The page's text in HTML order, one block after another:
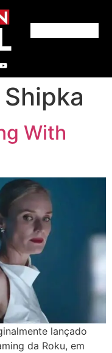
With
lançado
da Roku, em